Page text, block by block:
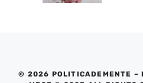
© 2026 POLITICADEMENTE –